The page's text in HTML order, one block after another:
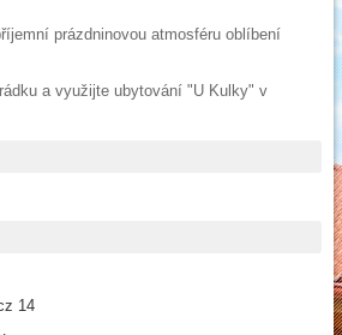
prázdninovou atmosféru oblíbení
a využijte ubytování "U Kulky" v
14